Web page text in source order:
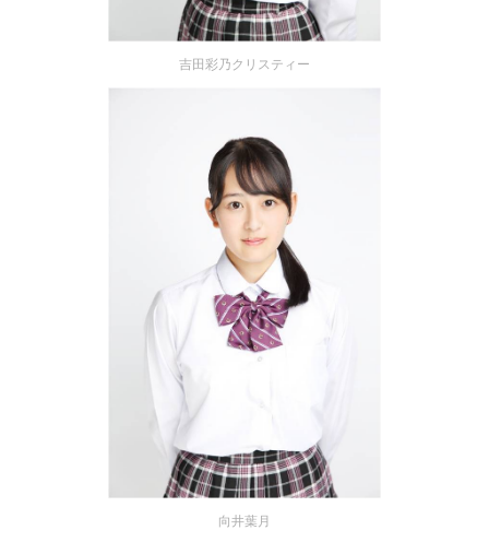
吉田彩乃クリスティー
向井葉月